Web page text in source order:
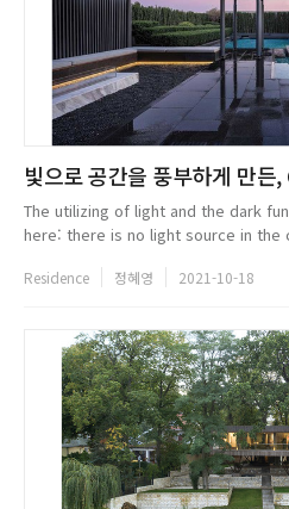
빛으로 공간을 풍부하게 만든
The utilizing of light and the dark
here: there is no light source in the
and...
Residence 정혜영 2021-10-18